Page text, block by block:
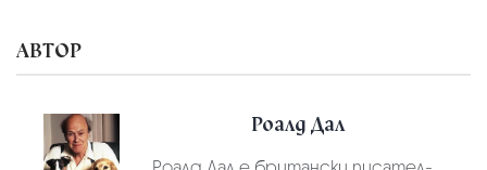
АВТОР
Роалд Дал